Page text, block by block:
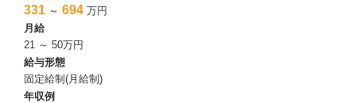
331 ～ 694 万円
月給
21 ～ 50万円
給与形態
固定給制(月給制)
年収例